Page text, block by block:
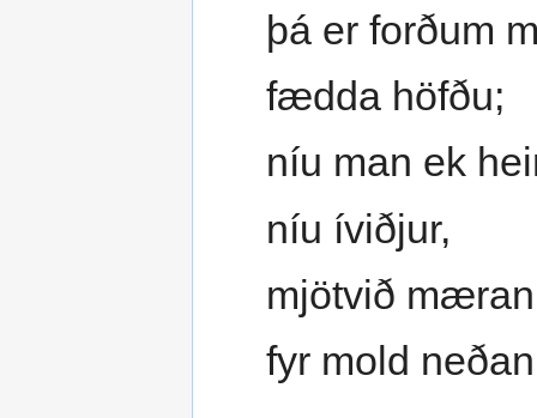
þá er forðum
fædda höfðu;
níu man ek
níu íviðjur,
mjötvið mæran
fyr mold